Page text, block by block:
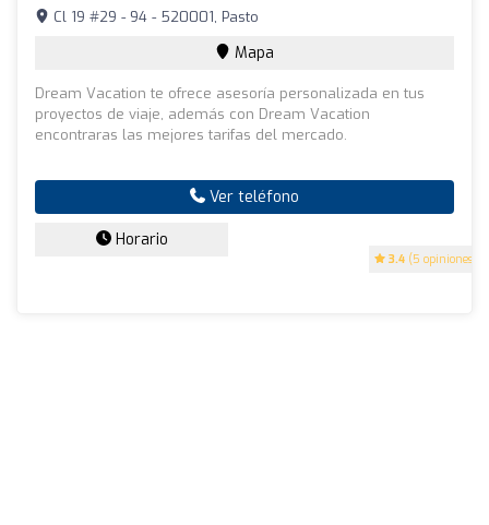
3.4 (5 opiniones)
Cl 19 #29 - 94 - 520001, Pasto
Mapa
Dream Vacation te ofrece asesoría personalizada en tus
proyectos de viaje, además con Dream Vacation
encontraras las mejores tarifas del mercado.
Ver teléfono
Horario